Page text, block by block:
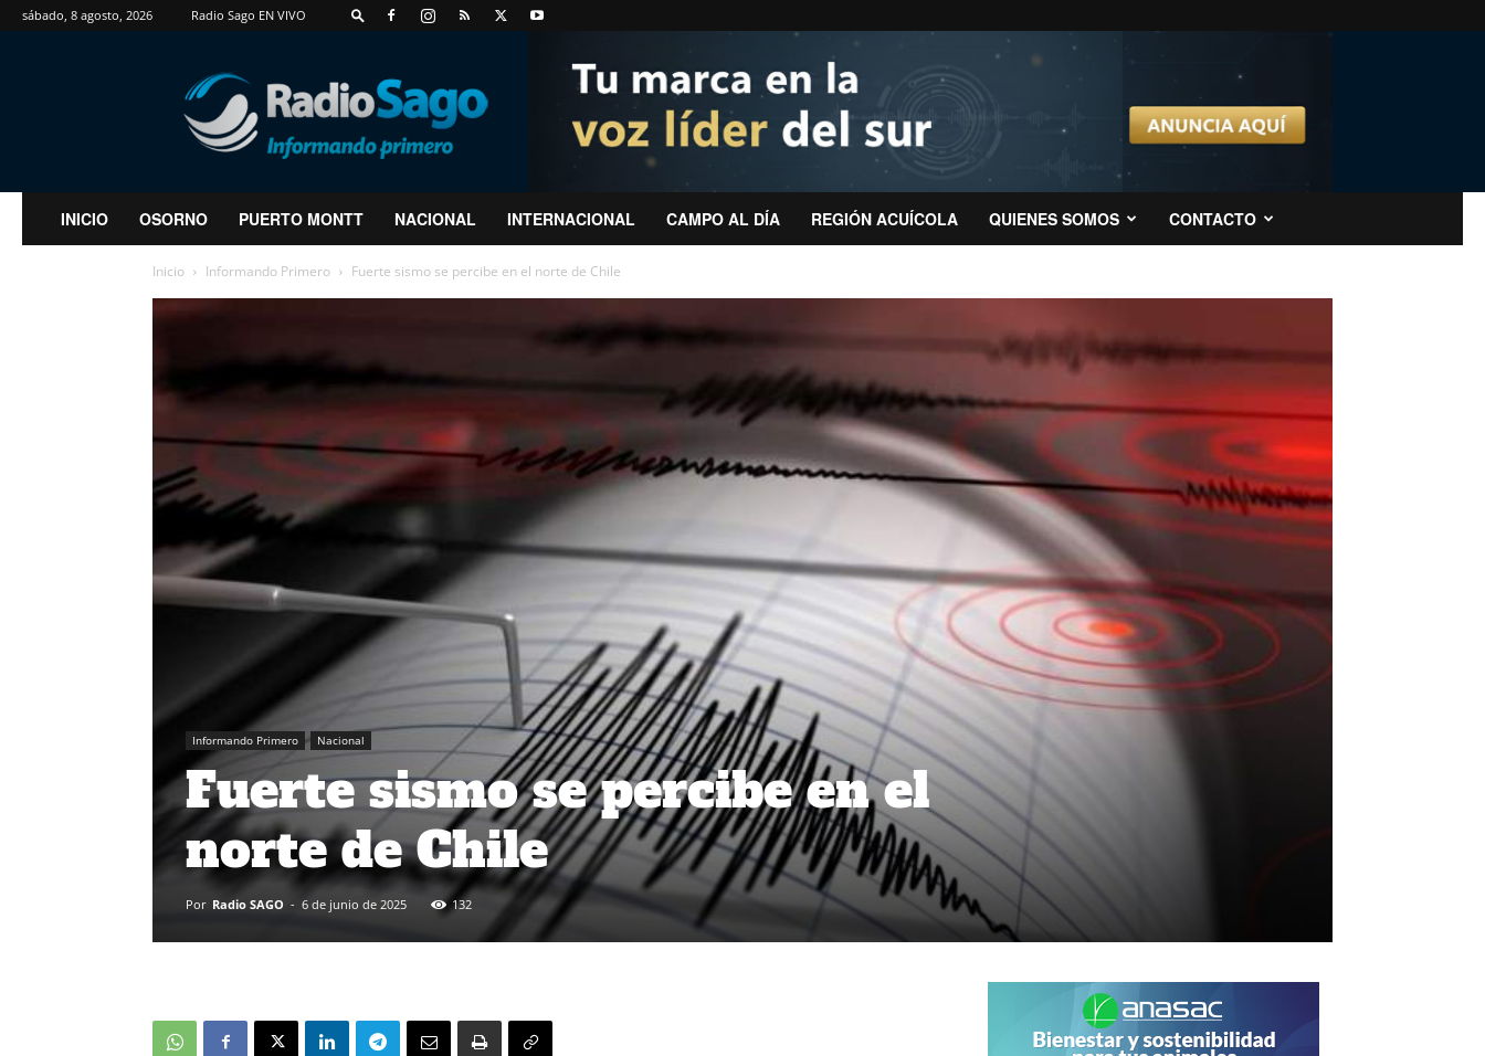
sábado, 8 agosto, 2026 Radio Sago EN VIVO
RadioSago
INICIO OSORNO PUERTO MONTT NACIONAL INTERNACIONAL CAMPO AL DÍA REGIÓN ACUÍCOLA QUIENES SOMOS CONTACTO
Inicio Informando Primero Fuerte sismo se percibe en el norte de Chile
Informando Primero Nacional
Fuerte sismo se percibe en el
norte de Chile
Por Radio SAGO - 6 de junio de 2025 132